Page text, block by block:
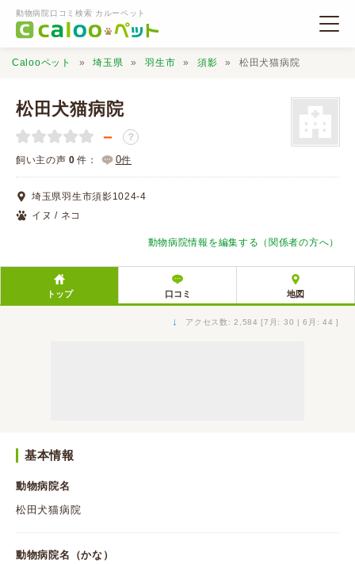
動物病院口コミ検索 カルーペット
動物病院検索
口コミ検索
口コミ投稿
Calooペット 埼玉県 羽生市 須影 松田犬猫病院
松田犬猫病院
－ ？
飼い主の声 0 件： 0件
埼玉県羽生市須影1024-4
イヌ / ネコ
動物病院情報を編集する（関係者の方へ）
トップ 口コミ 地図
↓ アクセス数: 2,584 [7月: 30 | 6月: 44 ]
基本情報
動物病院名
松田犬猫病院
動物病院名（かな）